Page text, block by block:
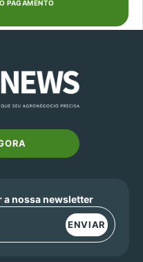
a nossa newsletter
ENVIAR